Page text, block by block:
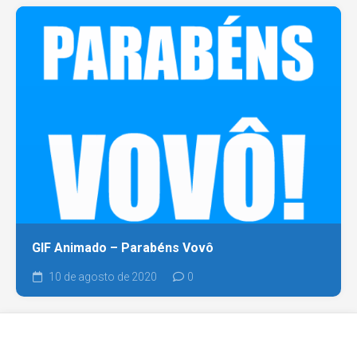
GIF Animado – Parabéns Vovô
10 de agosto de 2020 0